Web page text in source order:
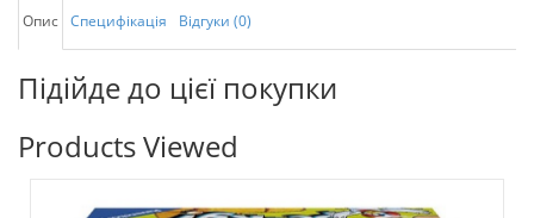
Опис Специфікація Відгуки (0)
Підійде до цієї покупки
Products Viewed